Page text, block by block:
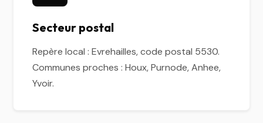
Secteur postal
Repère local : Evrehailles, code postal 5530.
Communes proches : Houx, Purnode, Anhee,
Yvoir.